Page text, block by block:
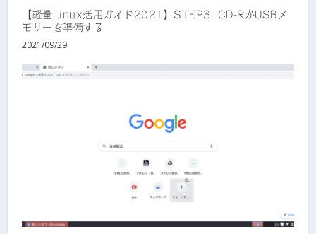
【軽量Linux活用ガイド2021】STEP3: CD-RかUSBメ
モリーを準備する
2021/09/29